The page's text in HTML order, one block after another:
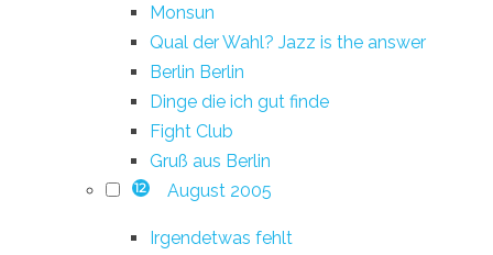
Monsun
Qual der Wahl? Jazz is the answer
Berlin Berlin
Dinge die ich gut finde
Fight Club
Gruß aus Berlin
12 August 2005
Irgendetwas fehlt